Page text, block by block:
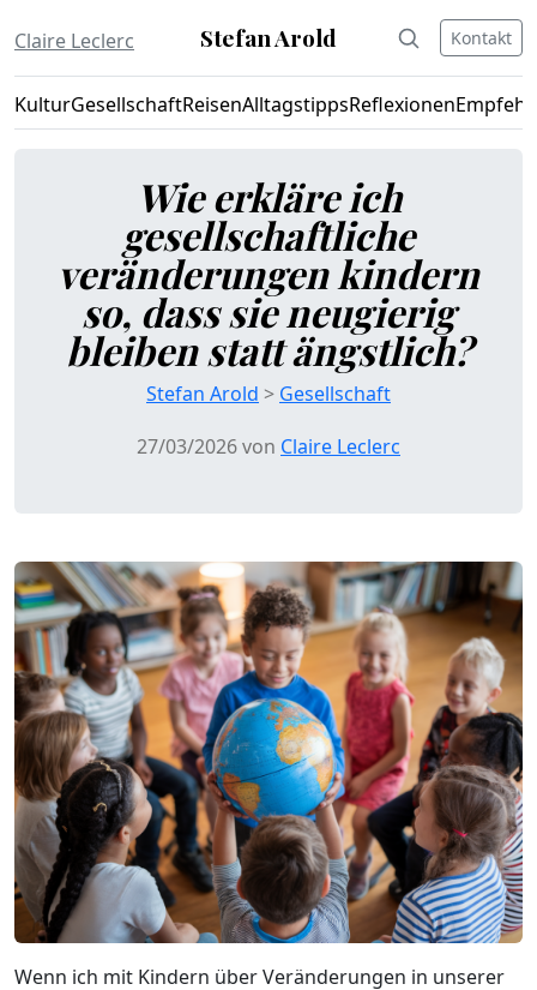
Claire Leclerc Stefan Arold Kontakt
KulturGesellschaftReisenAlltagstippsReflexionen
Wie erkläre ich
gesellschaftliche
veränderungen kindern
so, dass sie neugierig
bleiben statt ängstlich?
Stefan Arold > Gesellschaft
27/03/2026 von Claire Leclerc
Wenn ich mit Kindern über Veränderungen in unserer